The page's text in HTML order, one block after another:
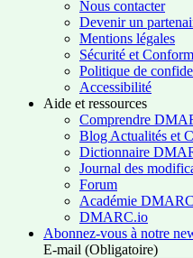
Nous contacter
Devenir un
Mentions légales
Sécurité et
Politique de
Accessibilité
Aide et ressources
Comprendre
Blog Actualités et
Dictionnaire
Journal des
Forum
Académie DMARC
DMARC.io
Abonnez-vous à notre
E-mail (Obligatoire)